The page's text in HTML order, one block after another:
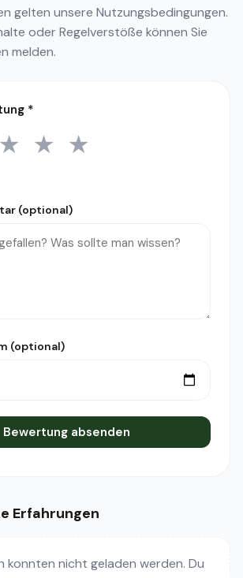
gelten unsere Nutzungsbedingungen.
oder Regelverstöße können Sie
melden.
*
3 Sterne
★ 4 Sterne
★ 5 Sterne
★
(optional)
(optional)
Bewertung absenden
Erfahrungen
konnten nicht geladen werden. Du